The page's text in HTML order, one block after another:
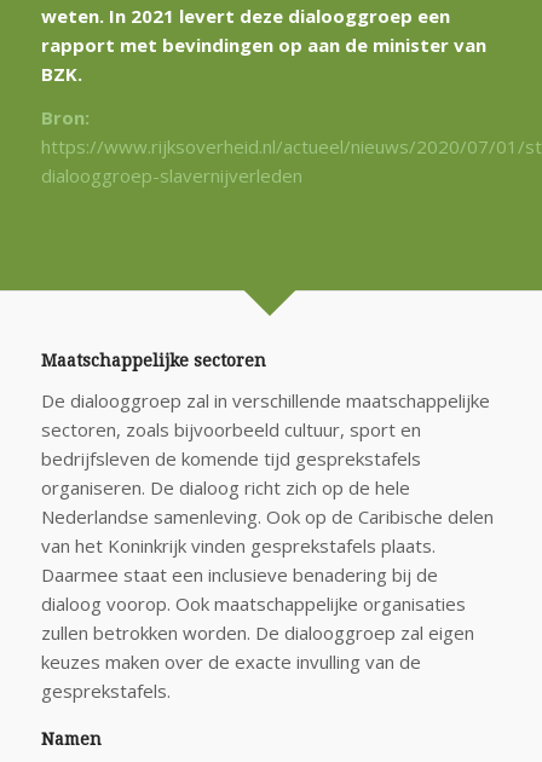
weten. In 2021 levert deze dialooggroep een
rapport met bevindingen op aan de minister van
BZK.
Bron:
https://www.rijksoverheid.nl/actueel/nieuws/2020/07/01/
dialooggroep-slavernijverleden
Maatschappelijke sectoren
De dialooggroep zal in verschillende maatschappelijke
sectoren, zoals bijvoorbeeld cultuur, sport en
bedrijfsleven de komende tijd gesprekstafels
organiseren. De dialoog richt zich op de hele
Nederlandse samenleving. Ook op de Caribische delen
van het Koninkrijk vinden gesprekstafels plaats.
Daarmee staat een inclusieve benadering bij de
dialoog voorop. Ook maatschappelijke organisaties
zullen betrokken worden. De dialooggroep zal eigen
keuzes maken over de exacte invulling van de
gesprekstafels.
Namen